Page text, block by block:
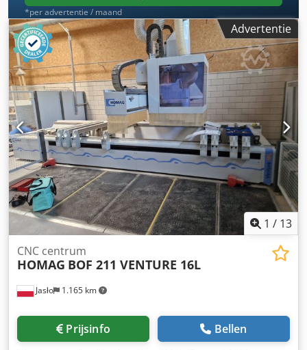
*per advertentie / maand
Advertentie
1 / 13
Jasło 1.165 km
CNC centrum
HOMAG BOF 211 VENTURE 16L
Prijsinfo Bellen